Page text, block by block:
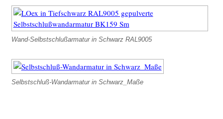
Wand-Selbstschlußarmatur in Schwarz RAL9005
Selbstschluß-Wandarmatur in Schwarz_Maße